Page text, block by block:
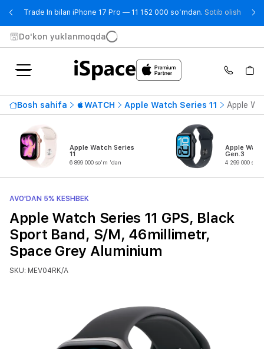
Trade In bilan iPhone 17 Pro — 11 152 000 so‘mdan. Sotib olish-
Do'kon yuklanmoqda
Bosh sahifa WATCH Apple Watch Series 11 Apple
Apple Watch Series
11
6 899 000 so'm 'dan
Apple
Gen.3
4 299 000
AVO'DAN 5% KESHBEK
Apple Watch Series 11 GPS, Black
Sport Band, S/M, 46millimetr,
Space Grey Aluminium
SKU: MEV04RK/A